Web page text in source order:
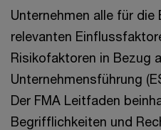
Unternehmen alle für die
relevanten
Risikofaktoren in Bezug
Unternehmensführung
Der FMA Leitfaden
Begrifflichkeiten und